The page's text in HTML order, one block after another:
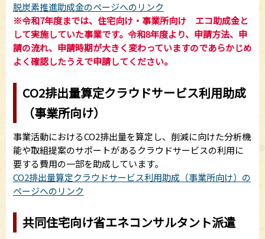
脱炭素推進助成金のページへのリンク
※令和7年度までは、住宅向け・事業所向け エコ助成金と
して実施していた事業です。令和8年度より、申請方法、申
請の流れ、申請時期が大きく変わっていますのであらかじめ
よく確認したうえで申請してください。
CO2排出量算定クラウドサービス利用助成
（事業所向け）
事業活動におけるCO2排出量を算定し、削減に向けた分析機
能や取組提案のサポートがあるクラウドサービスの利用に
要する費用の一部を助成しています。
CO2排出量算定クラウドサービス利用助成（事業所向け）の
ページへのリンク
共同住宅向け省エネコンサルタント派遣